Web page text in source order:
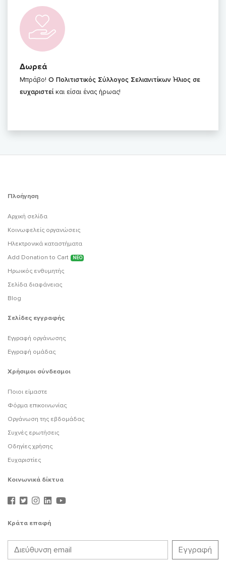
Δωρεά
Μπράβο! Ο Πολιτιστικός Σύλλογος Σελιανιτίκων Ήλιος σε
ευχαριστεί και είσαι ένας ήρωας!
Πλοήγηση
Αρχική σελίδα
Κοινωφελείς οργανώσεις
Ηλεκτρονικά καταστήματα
Add Donation to Cart
ΝΕΟ
Ηρωικός ενθυμητής
Σελίδα διαφάνειας
Blog
Σελίδες εγγραφής
Εγγραφή οργάνωσης
Εγγραφή ομάδας
Χρήσιμοι σύνδεσμοι
Ποιοι είμαστε
Φόρμα επικοινωνίας
Οργάνωση της εβδομάδας
Συχνές ερωτήσεις
Οδηγίες χρήσης
Ευχαριστίες
Κοινωνικά δίκτυα
Κράτα επαφή